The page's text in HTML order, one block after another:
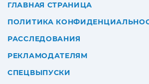
ГЛАВНАЯ СТРАНИЦА
ПОЛИТИКА
РАССЛЕДОВАНИЯ
РЕКЛАМОДАТЕЛЯМ
СПЕЦВЫПУСКИ